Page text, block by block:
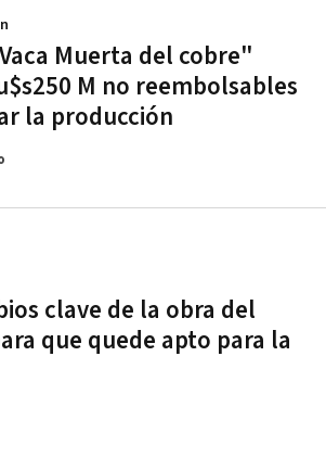
Muerta del cobre"
M no reembolsables
la producción
clave de la obra del
que quede apto para la